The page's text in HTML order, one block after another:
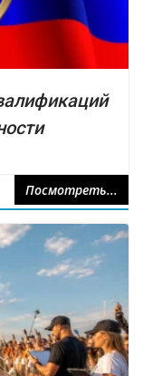
Посмотреть...